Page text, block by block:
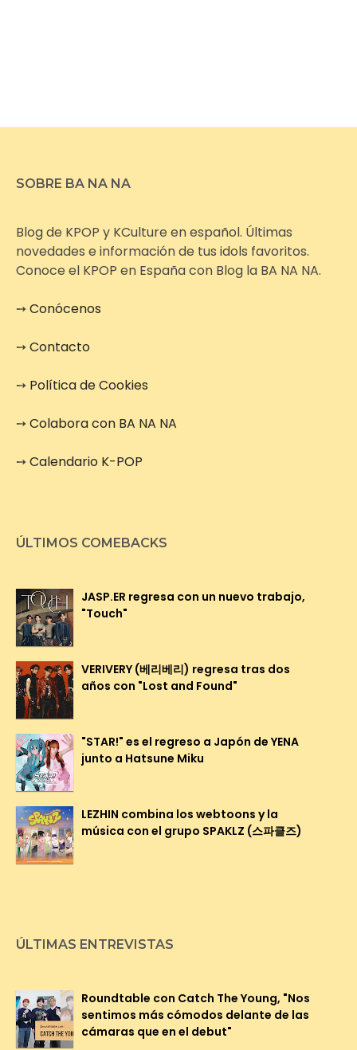
SOBRE BA NA NA
Blog de KPOP y KCulture en español. Últimas
novedades e información de tus idols favoritos.
Conoce el KPOP en España con Blog la BA NA NA.
➙Conócenos
➙Contacto
➙ Política de Cookies
➙Colabora con BA NA NA
➙Calendario K-POP
ÚLTIMOS COMEBACKS
JASP.ER regresa con un nuevo trabajo,
"Touch"
VERIVERY (베리베리) regresa tras dos
años con "Lost and Found"
"STAR!" es el regreso a Japón de YENA
junto a Hatsune Miku
LEZHIN combina los webtoons y la
música con el grupo SPAKLZ (스파클즈)
ÚLTIMAS ENTREVISTAS
Roundtable con Catch The Young, "Nos
sentimos más cómodos delante de las
cámaras que en el debut"